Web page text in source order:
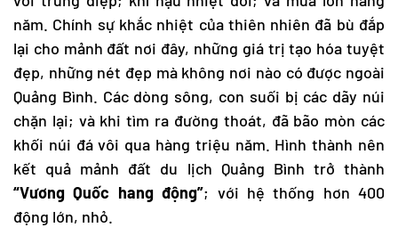
năm. Chính sự khắc nhiệt của thiên nhiên đã bù đắp
lại cho mảnh đất nơi đây, những giá trị tạo hóa tuyệt
đẹp, những nét đẹp mà không nơi nào có được ngoài
Quảng Bình. Các dòng sông, con suối bị các dãy núi
chặn lại; và khi tìm ra đường thoát, đã bão mòn các
khối núi đá vôi qua hàng triệu năm. Hình thành nên
kết quả mảnh đất du lịch Quảng Bình trở thành
“Vương Quốc hang động”; với hệ thống hơn 400
động lớn, nhỏ.